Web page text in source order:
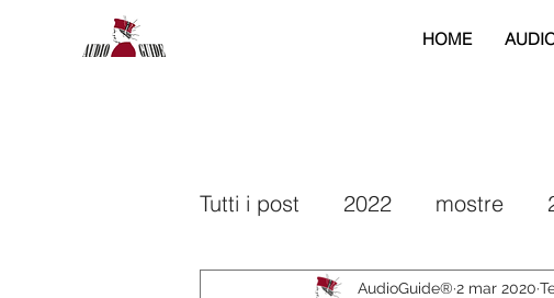
HOME
Tutti i post 2022 mostre
2026 interreg
AudioGuide® 2 mar 2020